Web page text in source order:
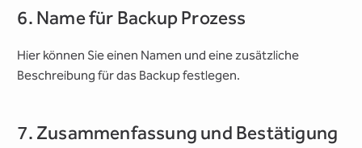
6. Name für Backup Prozess
Hier können Sie einen Namen und eine zusätzliche
Beschreibung für das Backup festlegen.
7. Zusammenfassung und Bestätigung